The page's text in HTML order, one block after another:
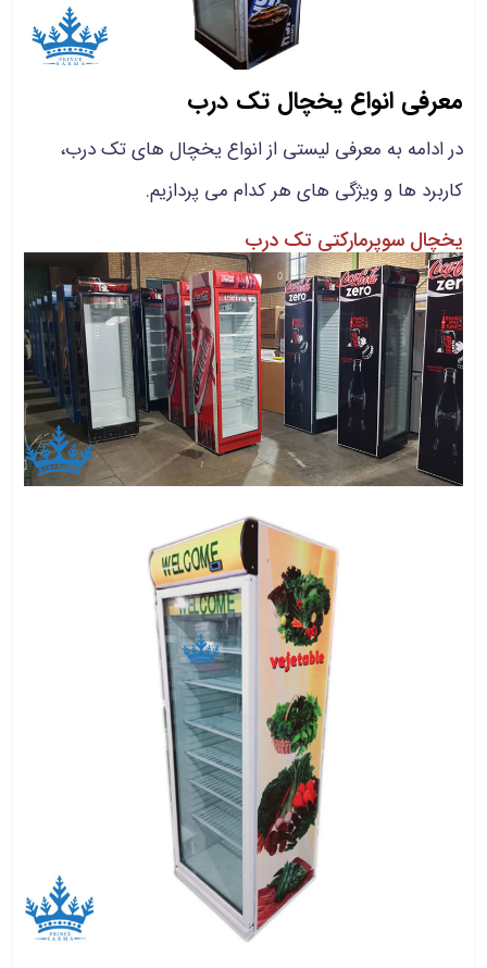
معرفی انواع یخچال تک درب
در ادامه به معرفی لیستی از انواع یخچال های تک درب،
کاربرد ها و ویژگی های هر کدام می پردازیم.
یخچال سوپرمارکتی تک درب